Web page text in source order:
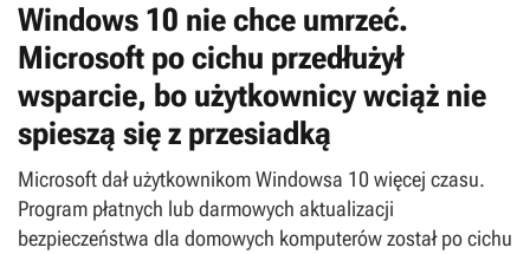
Windows 10 nie chce umrzeć.
Microsoft po cichu przedłużył
wsparcie, bo użytkownicy wciąż nie
spieszą się z przesiadką
Microsoft dał użytkownikom Windowsa 10 więcej czasu.
Program płatnych lub darmowych aktualizacji
bezpieczeństwa dla domowych komputerów został po cichu